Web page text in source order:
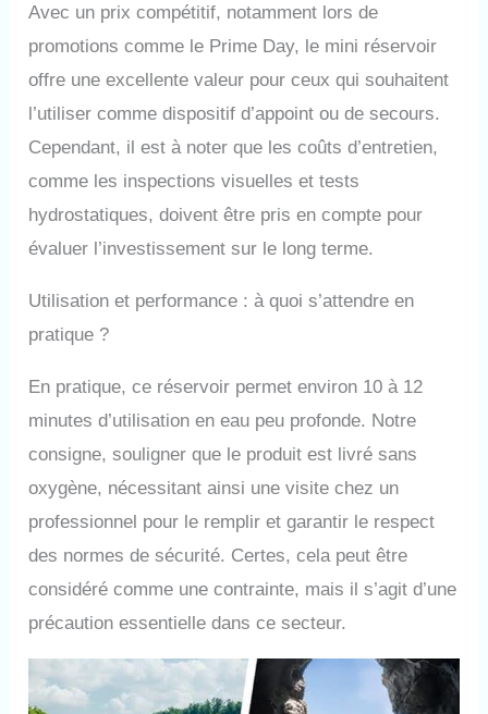
Avec un prix compétitif, notamment lors de
promotions comme le Prime Day, le mini réservoir
offre une excellente valeur pour ceux qui souhaitent
l’utiliser comme dispositif d’appoint ou de secours.
Cependant, il est à noter que les coûts d’entretien,
comme les inspections visuelles et tests
hydrostatiques, doivent être pris en compte pour
évaluer l’investissement sur le long terme.
Utilisation et performance : à quoi s’attendre en
pratique ?
En pratique, ce réservoir permet environ 10 à 12
minutes d’utilisation en eau peu profonde. Notre
consigne, souligner que le produit est livré sans
oxygène, nécessitant ainsi une visite chez un
professionnel pour le remplir et garantir le respect
des normes de sécurité. Certes, cela peut être
considéré comme une contrainte, mais il s’agit d’une
précaution essentielle dans ce secteur.